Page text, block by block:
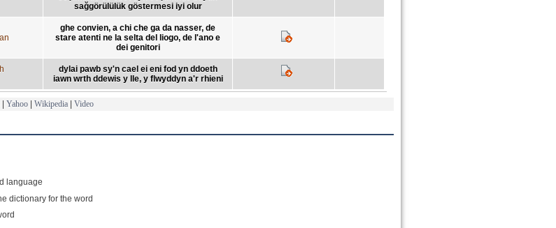
sağgörülülük göstermesi iyi olur
ghe convien, a chi che ga da nasser, de
stare atenti ne la selta del liogo, de l'ano e
dei genitori
dylai pawb sy'n cael ei eni fod yn ddoeth
iawn wrth ddewis y lle, y flwyddyn a'r rhieni
| Yahoo | Wikipedia | Video
language
dictionary for the word